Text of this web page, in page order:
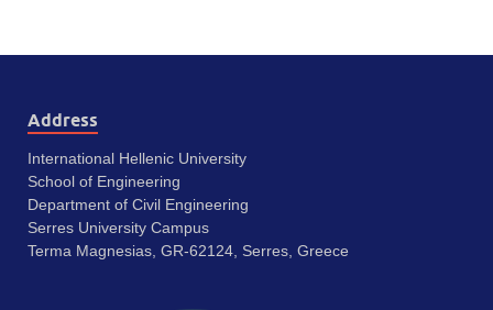
Address
International Hellenic University
School of Engineering
Department of Civil Engineering
Serres University Campus
Terma Magnesias, GR-62124, Serres, Greece